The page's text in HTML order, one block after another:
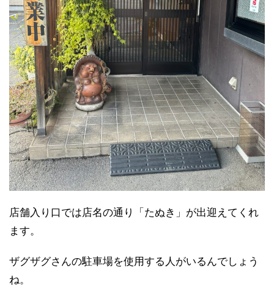
店舗入り口では店名の通り「たぬき」が出迎えてくれ
ます。
ザグザグさんの駐車場を使用する人がいるんでしょう
ね。